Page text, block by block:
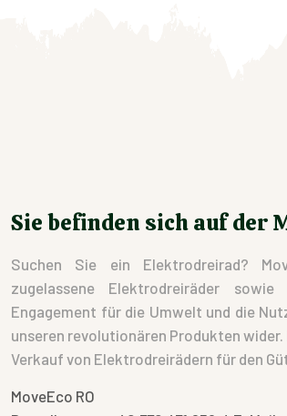
Sie befinden sich auf der
Suchen Sie ein Elektrodreirad?
zugelassene Elektrodreiräder
Engagement für die Umwelt und die
unseren revolutionären Produkten
Verkauf von Elektrodreirädern für den
MoveEco RO